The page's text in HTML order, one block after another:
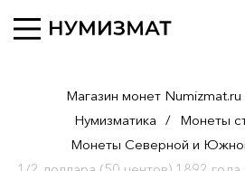
Магазин монет Numizmat.ru
Нумизматика / Монеты
Монеты Северной и